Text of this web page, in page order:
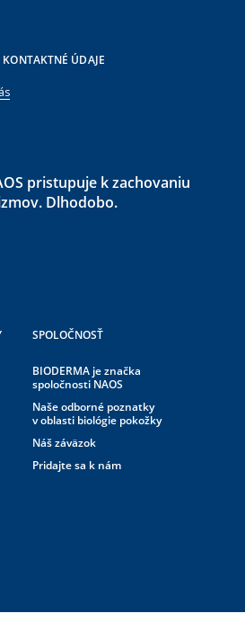
ÚDAJE
pristupuje k zachovaniu
Dlhodobo.
SPOLOČNOSŤ
BIODERMA je značka
spoločnosti NAOS
Naše odborné poznatky
v oblasti biológie pokožky
Náš záväzok
Pridajte sa k nám